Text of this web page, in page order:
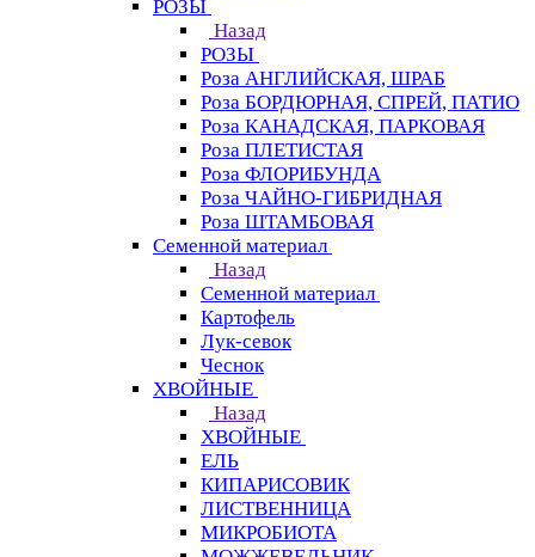
РОЗЫ
Назад
РОЗЫ
Роза АНГЛИЙСКАЯ, ШРАБ
Роза БОРДЮРНАЯ, СПРЕЙ, ПАТИО
Роза КАНАДСКАЯ, ПАРКОВАЯ
Роза ПЛЕТИСТАЯ
Роза ФЛОРИБУНДА
Роза ЧАЙНО-ГИБРИДНАЯ
Роза ШТАМБОВАЯ
Семенной материал
Назад
Семенной материал
Картофель
Лук-севок
Чеснок
ХВОЙНЫЕ
Назад
ХВОЙНЫЕ
ЕЛЬ
КИПАРИСОВИК
ЛИСТВЕННИЦА
МИКРОБИОТА